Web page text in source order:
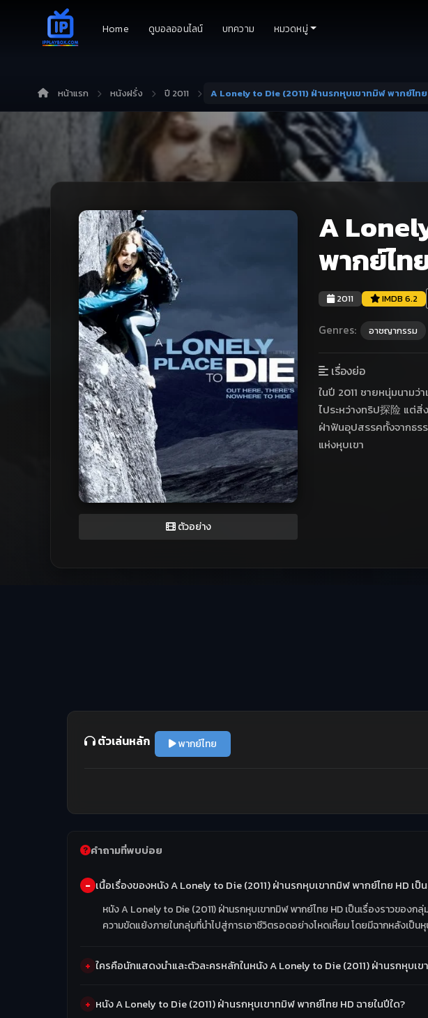
Home ดูบอลออนไลน์ บทความ หมวดหมู่
หน้าแรก หนังฝรั่ง ปี 2011 A Lonely to Die (2011) ฝ่านรกหุบเขาทมิฬ พากย์ไทย
ตัวอย่าง
A
พากย์ไท
2011 IMDB 6.2
Genres: อาชญากรรม
เรื่องย่อ
ในปี 2011 ชายหนุ่มนาม
ไประหว่างทริป探险 แต่
ฝ่าฟันอุปสรรคทั้งจากธร
แห่งหุบเขา
ตัวเล่นหลัก พากย์ไทย
คำถามที่พบบ่อย
เนื้อเรื่องของหนัง A Lonely to Die (2011) ฝ่านรกหุบเขาทมิฬ พากย์ไทย HD เป็
หนัง A Lonely to Die (2011) ฝ่านรกหุบเขาทมิฬ พากย์ไทย HD เป็นเรื่องราวของ
ความขัดแย้งภายในกลุ่มที่นำไปสู่การเอาชีวิตรอดอย่างโหดเหี้ยม โดยมีฉากหลังเป็น
ใครคือนักแสดงนำและตัวละครหลักในหนัง A Lonely to Die (2011) ฝ่านรกหุบเ
หนัง A Lonely to Die (2011) ฝ่านรกหุบเขาทมิฬ พากย์ไทย HD ฉายในปีใด?